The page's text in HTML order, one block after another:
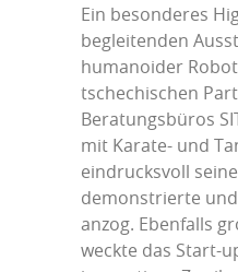
Ein besonderes
begleitenden
humanoider
tschechischen
Beratungsbüros
mit Karate- und
eindrucksvoll
demonstrierte
anzog. Ebenfalls
weckte das Start-